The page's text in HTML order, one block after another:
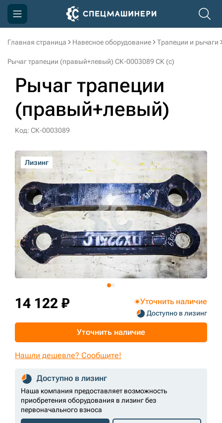
Главная страница Навесное оборудование Трапеции и рычаги
Рычаг трапеции (правый+левый) СК-0003089 СК (c)
Рычаг трапеции
(правый+левый)
Код: СК-0003089
Лизинг
Лизинг
14 122 ₽ Уточнить наличие
Доступно в лизинг
Уточнить наличие
Нашли дешевле? Сообщите!
Доступно в лизинг
Наша компания предоставляет возможность
приобретения оборудования в лизинг без
первоначального взноса
Компания
Доставка и оплата
Информация
Контакты
3D тур по производству
3D тур по складам
sksale@skdst.ru
+7 (499) 394-50-93